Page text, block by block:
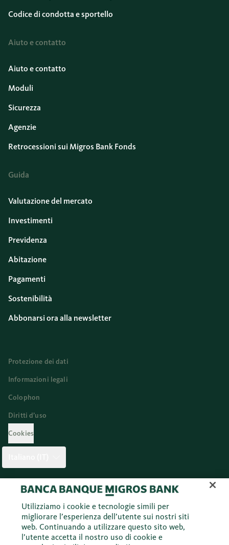
Codice di condotta e sportello
Aiuto e contatto
Aiuto e contatto
Moduli
Sicurezza
Agenzie
Retrocessioni sui Migros Bank Fonds
Guida
Valutazione del mercato
Investimenti
Previdenza
Abitazione
Pagamenti
Sostenibilità
Abbonarsi ora alla newsletter
Protezione dei dati
Informazioni legali
Colophon
Diritti d’uso
Cookies
Twitter Facebook Blog Instagram Youtube
© 2026 Banca Migros SA
Utilizziamo i cookie e tecnologie simili per
migliorare l’esperienza dell’utente sui nostri siti
web. Continuando a utilizzare questo sito web,
l’utente accetta il nostro uso di cookie e